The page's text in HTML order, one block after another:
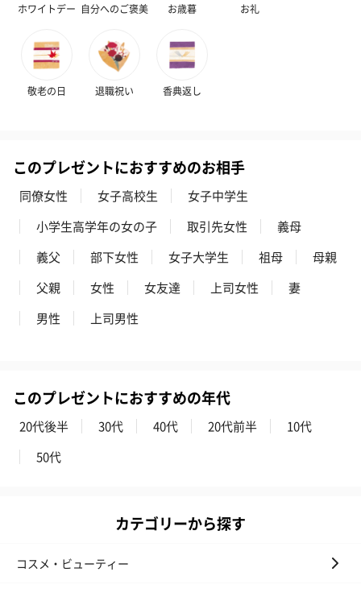
ホワイトデー 自分へのご褒美 お歳暮 お礼
敬老の日 退職祝い 香典返し
このプレゼントにおすすめのお相手
同僚女性 女子高校生
女子中学生
小学生高学年の女の子
取引先女性
義母
義父
部下女性 女子大学生 祖母
母親
父親
女性 女友達 上司女性
妻
男性
上司男性
このプレゼントにおすすめの年代
20代後半 30代 40代 20代前半
10代
50代
カテゴリーから探す
コスメ・ビューティー